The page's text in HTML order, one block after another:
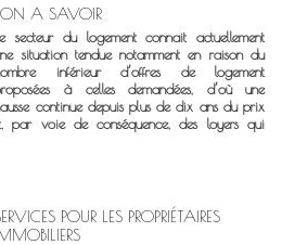
A SAVOIR
secteur du logement connait actuellement
situation tendue notamment en raison du
inférieur d’offres de logement
à celles demandées, d’où une
continue depuis plus de dix ans du prix
par voie de conséquence, des loyers qui
POUR LES PROPRIÉTAIRES